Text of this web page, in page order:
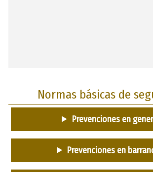
Normas básicas de
Prevenciones en
Prevenciones en